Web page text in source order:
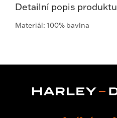
Detailní popis produktu
Materiál: 100% bavlna